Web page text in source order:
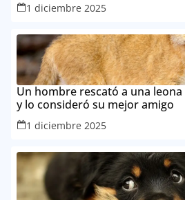
1 diciembre 2025
Un hombre rescató a una
y lo consideró su mejor amigo
1 diciembre 2025